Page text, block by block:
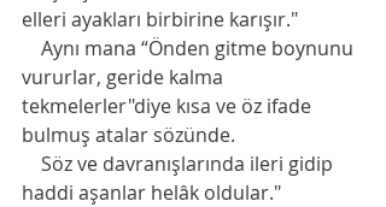
elleri ayakları birbirine karışır."
vururlar, geride kalma
tekmelerler"diye kısa ve öz ifade
bulmuş atalar sözünde.
haddi aşanlar helâk oldular."